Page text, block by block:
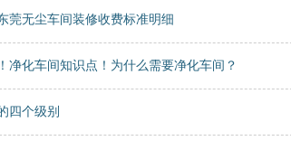
莞无尘车间装修收费标准明细
净化车间知识点！为什么需要净化车间？
四个级别